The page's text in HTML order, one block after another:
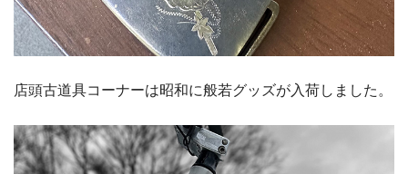
店頭古道具コーナーは昭和に般若グッズが入荷しました。